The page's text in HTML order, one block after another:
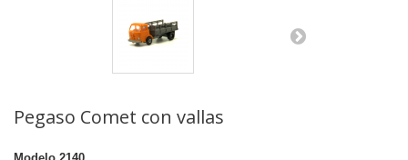
Pegaso Comet con vallas
Modelo 2140